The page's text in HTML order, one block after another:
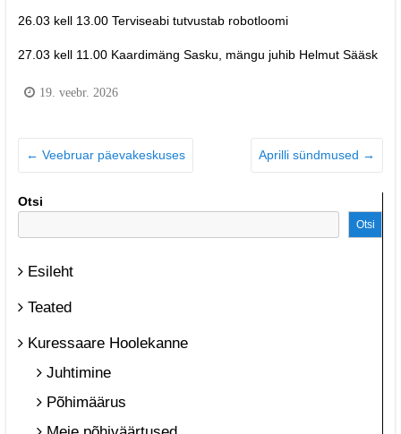
26.03 kell 13.00 Terviseabi tutvustab robotloomi
27.03 kell 11.00 Kaardimäng Sasku, mängu juhib Helmut Sääsk
19. veebr. 2026
← Veebruar päevakeskuses Aprilli sündmused →
Otsi
Otsi
Esileht
Teated
Kuressaare Hoolekanne
Juhtimine
Põhimäärus